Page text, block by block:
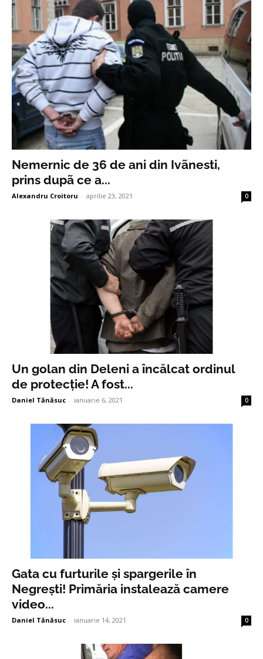
Nemernic de 36 de ani din Ivãnesti,
prins dupã ce a...
Alexandru Croitoru - aprilie 23, 2021 0
Un golan din Deleni a încălcat ordinul
de protecție! A fost...
Daniel Tănăsuc - ianuarie 6, 2021 0
Gata cu furturile și spargerile în
Negrești! Primăria instalează camere
video...
Daniel Tănăsuc - ianuarie 14, 2021 0